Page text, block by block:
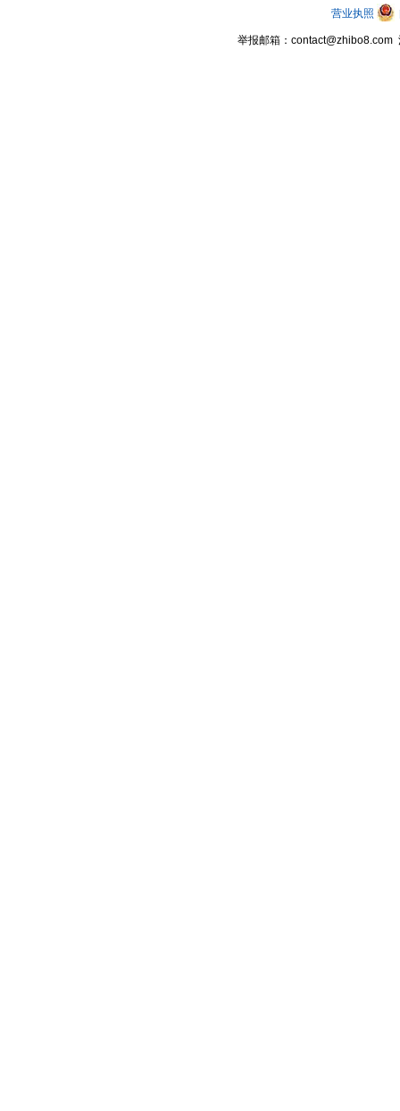
营业执照
举报邮箱：